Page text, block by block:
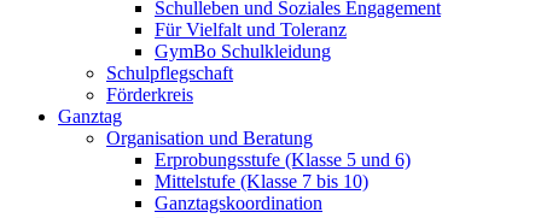
Schulleben und Soziales Engagement
Für Vielfalt und Toleranz
GymBo Schulkleidung
Schulpflegschaft
Förderkreis
Ganztag
Organisation und Beratung
Erprobungsstufe (Klasse 5 und 6)
Mittelstufe (Klasse 7 bis 10)
Ganztagskoordination